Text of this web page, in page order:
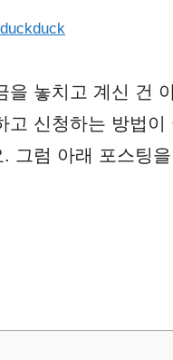
duckduck
을 놓치고 계신 건
고 신청하는 방법
그럼 아래 포스팅